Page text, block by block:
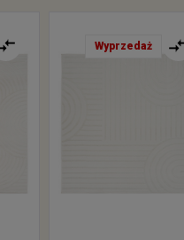
Wyprzedaż